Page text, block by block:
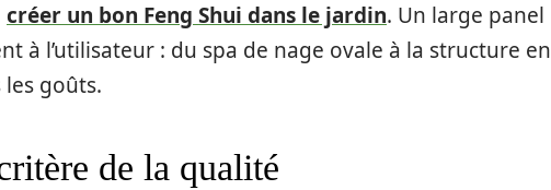
créer un bon Feng Shui dans le jardin. Un large panel
à l’utilisateur : du spa de nage ovale à la structure en
goûts.
de la qualité